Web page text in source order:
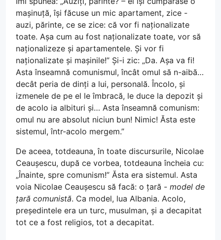
mașinuță, își făcuse un mic apartament, zice -
auzi, părinte, ce se zice: că vor fi naționalizate
toate. Așa cum au fost naționalizate toate, vor să
naționalizeze și apartamentele. Și vor fi
naționalizate și mașinile!” Și-i zic: „Da. Așa va fi!
Asta înseamnă comunismul, încât omul să n-aibă…
decât peria de dinți a lui, personală. Încolo, și
izmenele de pe el le îmbracă, le duce la depozit și
de acolo ia albituri și… Asta înseamnă comunism:
omul nu are absolut niciun bun! Nimic! Ăsta este
sistemul, într-acolo mergem.”
De aceea, totdeauna, în toate discursurile, Nicolae
Ceaușescu, după ce vorbea, totdeauna încheia cu:
„Înainte, spre comunism!” Ăsta era sistemul. Asta
voia Nicolae Ceaușescu să facă: o țară - model de
țară comunistă. Ca model, lua Albania. Acolo,
președintele era un turc, musulman, și a decapitat
tot ce a fost religios, tot a decapitat.